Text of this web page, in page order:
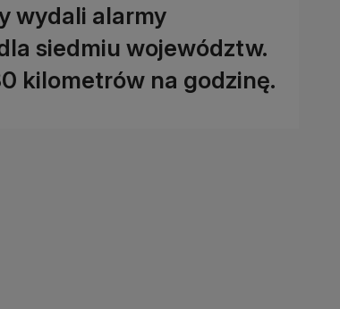
wydali alarmy
siedmiu województw.
kilometrów na godzinę.